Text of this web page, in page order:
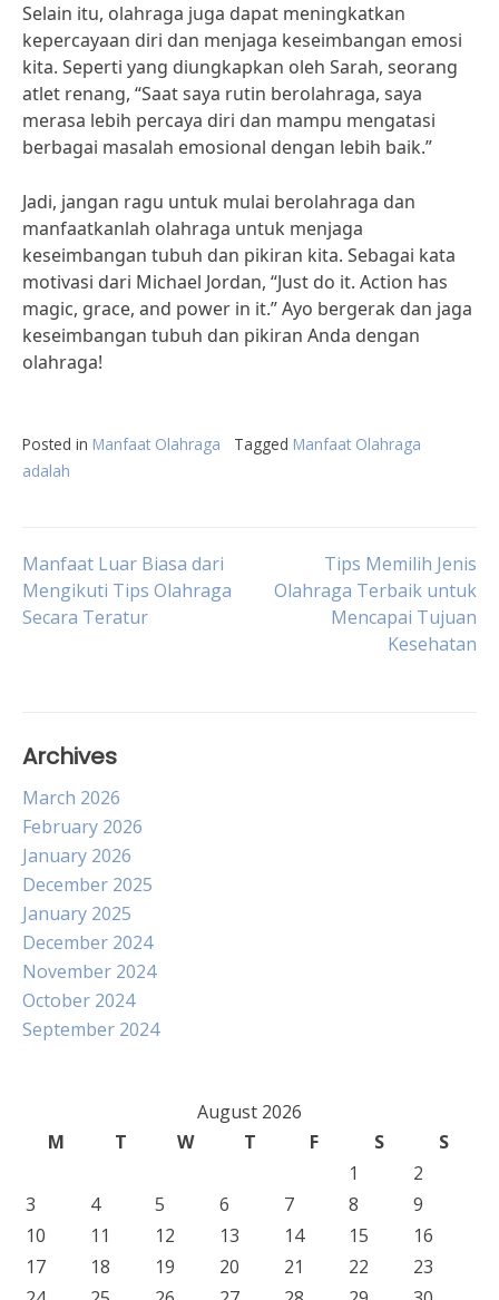
Selain itu, olahraga juga dapat meningkatkan
kepercayaan diri dan menjaga keseimbangan emosi
kita. Seperti yang diungkapkan oleh Sarah, seorang
atlet renang, “Saat saya rutin berolahraga, saya
merasa lebih percaya diri dan mampu mengatasi
berbagai masalah emosional dengan lebih baik.”
Jadi, jangan ragu untuk mulai berolahraga dan
manfaatkanlah olahraga untuk menjaga
keseimbangan tubuh dan pikiran kita. Sebagai kata
motivasi dari Michael Jordan, “Just do it. Action has
magic, grace, and power in it.” Ayo bergerak dan jaga
keseimbangan tubuh dan pikiran Anda dengan
olahraga!
Posted in Manfaat Olahraga Tagged Manfaat Olahraga
adalah
Post
navigation
Manfaat Luar Biasa dari
Mengikuti Tips Olahraga
Secara Teratur
Tips Memilih Jenis
Olahraga Terbaik untuk
Mencapai Tujuan
Kesehatan
Archives
March 2026
February 2026
January 2026
December 2025
January 2025
December 2024
November 2024
October 2024
September 2024
August 2026
M
T W T F S
S
1
2
3
4 5 6 7 8
9
10
11 12 13 14 15
16
17
18 19 20 21 22
23